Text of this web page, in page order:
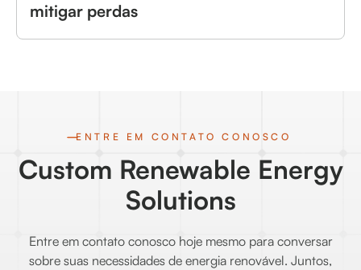
mitigar perdas
ENTRE EM CONTATO CONOSCO
Custom Renewable Energy
Solutions
Entre em contato conosco hoje mesmo para conversar
sobre suas necessidades de energia renovável. Juntos,